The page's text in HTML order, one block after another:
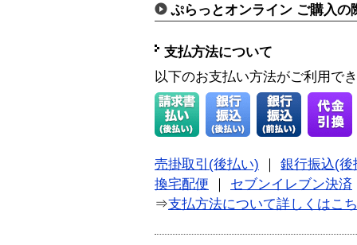
ぷらっとオンライン ご購入の
支払方法について
以下のお支払い方法がご利用で
売掛取引(後払い)
銀行振込(後
換宅配便
セブンイレブン決済
⇒支払方法について詳しくはこ